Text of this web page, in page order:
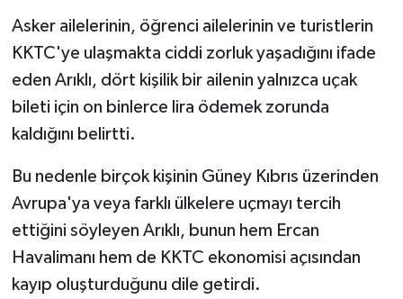
Asker ailelerinin, öğrenci ailelerinin ve turistlerin
KKTC'ye ulaşmakta ciddi zorluk yaşadığını ifade
eden Arıklı, dört kişilik bir ailenin yalnızca uçak
bileti için on binlerce lira ödemek zorunda
kaldığını belirtti.
Bu nedenle birçok kişinin Güney Kıbrıs üzerinden
Avrupa'ya veya farklı ülkelere uçmayı tercih
ettiğini söyleyen Arıklı, bunun hem Ercan
Havalimanı hem de KKTC ekonomisi açısından
kayıp oluşturduğunu dile getirdi.